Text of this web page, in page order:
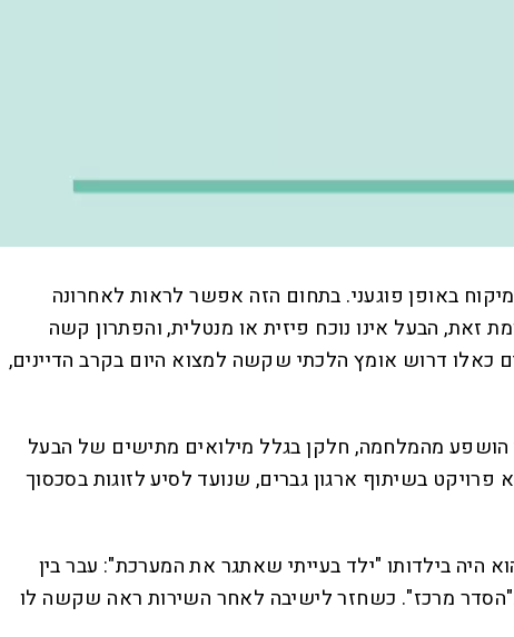
באופן פוגעני. בתחום הזה אפשר לראות לאחרונה
זאת, הבעל אינו נוכח פיזית או מנטלית, והפתרון קשה
כאלו דרוש אומץ הלכתי שקשה למצוא היום בקרב הדיינים,
הושפע מהמלחמה, חלקן בגלל מילואים מתישים של הבעל
בשיתוף ארגון גברים, שנועד לסיע לזוגות בסכסוך
בגבעתיים, הבכור במשפחה עם שתי אחיות. אחותו מירב ז״ל נפטרה ממחלת הסרטן כשהייתה בת 21. הוא היה בילדותו "ילד בעייתי שאתגר את המערכת": עבר בין
ב"הסדר מרכז". כשחזר לישיבה לאחר השירות ראה שקשה לו